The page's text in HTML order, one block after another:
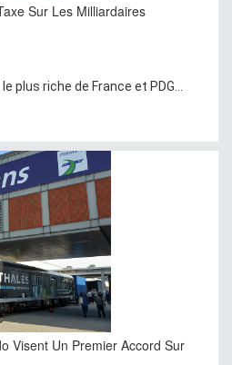
Sur Les Milliardaires
plus riche de France et PDG...
Visent Un Premier Accord Sur